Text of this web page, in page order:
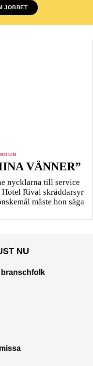
JOBBET
VÄNNER”
nycklarna till service
Hotel Rival skräddarsyr
måste hon säga
NU
branschfolk